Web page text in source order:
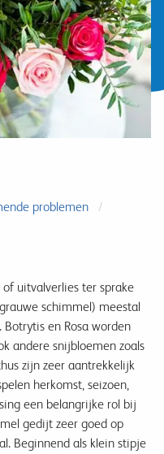
problemen
uitvalverlies ter sprake
schimmel) meestal
en Rosa worden
andere snijbloemen zoals
zijn zeer aantrekkelijk
herkomst, seizoen,
een belangrijke rol bij
gedijt zeer goed op
Beginnend als klein stipje